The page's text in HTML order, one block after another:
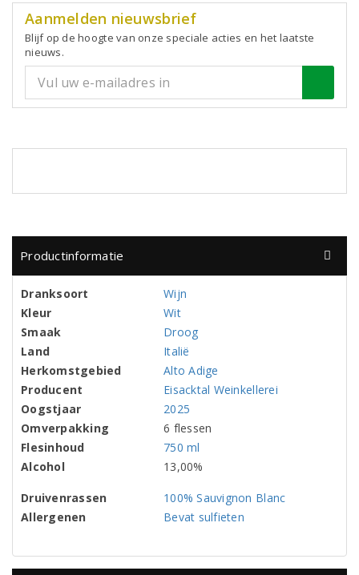
Aanmelden nieuwsbrief
Blijf op de hoogte van onze speciale acties en het laatste
nieuws.
Productinformatie
Dranksoort
Wijn
Kleur
Wit
Smaak
Droog
Land
Italië
Herkomstgebied
Alto Adige
Producent
Eisacktal Weinkellerei
Oogstjaar
2025
Omverpakking
6 flessen
Flesinhoud
750 ml
Alcohol
13,00%
Druivenrassen
100% Sauvignon Blanc
Allergenen
Bevat sulfieten